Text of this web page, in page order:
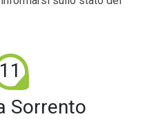
11
Sorrento